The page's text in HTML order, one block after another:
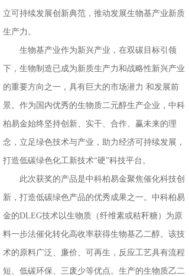
立可持续发展创新典范，推动发展生物基产业新质
生产力。
生物基产业作为新兴产业，在双碳目标引领
下，生物制造已成为新质生产力和战略性新兴产业
的重要方向之一，具有巨大的市场潜力 和发展前
景。作为国内优秀的生物质二元醇生产企业，中科
柏易金始终坚持创新、实干、合作、赢未来的理
念，立足绿色技术与产业，助力经济可持续发展，
打造低碳绿色化工新技术“硬”科技平台。
此次获奖的产品是中科柏易金聚焦催化科技创
新，打造低碳绿色产品的优秀成果之一。中科柏易
金的DLEG技术以生物质（纤维素或秸秆糖）为原
料一步法催化转化高收率获得生物基乙二醇。该技
术的原料广泛、廉价、可再生，反应工艺具有流程
短、低碳环保、三废少等优点。生产的生物质乙二